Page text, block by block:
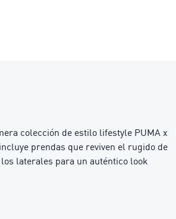
colección de estilo lifestyle PUMA x
prendas que reviven el rugido de
laterales para un auténtico look